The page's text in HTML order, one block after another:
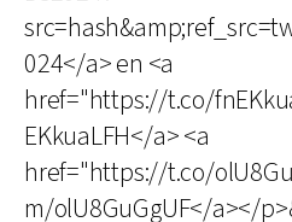
024</a> en <a
href="https://t.co/
EKkuaLFH</a> <a
href="https://t.co/
m/olU8GuGgUF</a></